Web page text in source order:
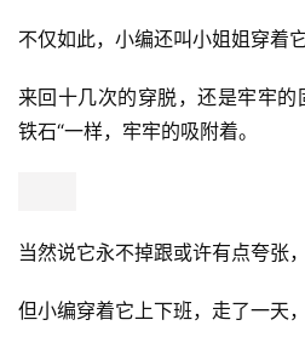
不仅如此，小编还叫小姐姐穿着它
来回十几次的穿脱，还是牢牢的
铁石“一样，牢牢的吸附着。
当然说它永不掉跟或许有点夸张，
但小编穿着它上下班，走了一天